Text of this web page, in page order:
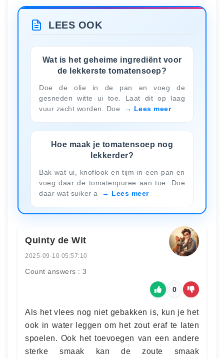
LEES OOK
Wat is het geheime ingrediënt voor
de lekkerste tomatensoep?
Doe de olie in de pan en voeg de
gesneden witte ui toe. Laat dit op laag
vuur zacht worden. Doe
Lees meer
Hoe maak je tomatensoep nog
lekkerder?
Bak wat ui, knoflook en tijm in een pan en
voeg daar de tomatenpuree aan toe. Doe
daar wat suiker a
Lees meer
Quinty de Wit
2025-09-10 05:57:10
Count answers : 3
0
Als het vlees nog niet gebakken is, kun je het
ook in water leggen om het zout eraf te laten
spoelen. Ook het toevoegen van een andere
sterke smaak kan de zoute smaak